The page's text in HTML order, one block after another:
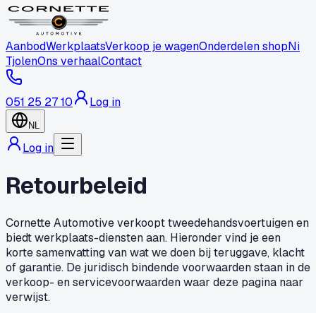
AanbodWerkplaatsVerkoop je wagenOnderdelen shopNi
TjolenOns verhaalContact
051 25 27 10 Log in
NL
Log in
Retourbeleid
Cornette Automotive verkoopt tweedehandsvoertuigen en
biedt werkplaats-diensten aan. Hieronder vind je een
korte samenvatting van wat we doen bij teruggave, klacht
of garantie. De juridisch bindende voorwaarden staan in de
verkoop- en servicevoorwaarden waar deze pagina naar
verwijst.